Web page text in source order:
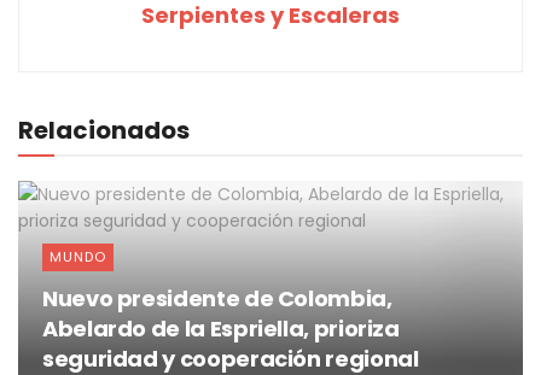
Serpientes y Escaleras
Relacionados
MUNDO
Nuevo presidente de Colombia,
Abelardo de la Espriella, prioriza
seguridad y cooperación regional